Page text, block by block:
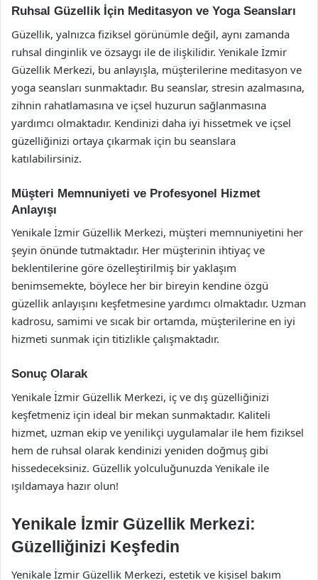
Ruhsal Güzellik İçin Meditasyon ve Yoga Seansları
Güzellik, yalnızca fiziksel görünümle değil, aynı zamanda
ruhsal dinginlik ve özsaygı ile de ilişkilidir. Yenikale İzmir
Güzellik Merkezi, bu anlayışla, müşterilerine meditasyon ve
yoga seansları sunmaktadır. Bu seanslar, stresin azalmasına,
zihnin rahatlamasına ve içsel huzurun sağlanmasına
yardımcı olmaktadır. Kendinizi daha iyi hissetmek ve içsel
güzelliğinizi ortaya çıkarmak için bu seanslara
katılabilirsiniz.
Müşteri Memnuniyeti ve Profesyonel Hizmet
Anlayışı
Yenikale İzmir Güzellik Merkezi, müşteri memnuniyetini her
şeyin önünde tutmaktadır. Her müşterinin ihtiyaç ve
beklentilerine göre özelleştirilmiş bir yaklaşım
benimsemekte, böylece her bir bireyin kendine özgü
güzellik anlayışını keşfetmesine yardımcı olmaktadır. Uzman
kadrosu, samimi ve sıcak bir ortamda, müşterilerine en iyi
hizmeti sunmak için titizlikle çalışmaktadır.
Sonuç Olarak
Yenikale İzmir Güzellik Merkezi, iç ve dış güzelliğinizi
keşfetmeniz için ideal bir mekan sunmaktadır. Kaliteli
hizmet, uzman ekip ve yenilikçi uygulamalar ile hem fiziksel
hem de ruhsal olarak kendinizi yeniden doğmuş gibi
hissedeceksiniz. Güzellik yolculuğunuzda Yenikale ile
ışıldamaya hazır olun!
Yenikale İzmir Güzellik Merkezi:
Güzelliğinizi Keşfedin
Yenikale İzmir Güzellik Merkezi, estetik ve kişisel bakım